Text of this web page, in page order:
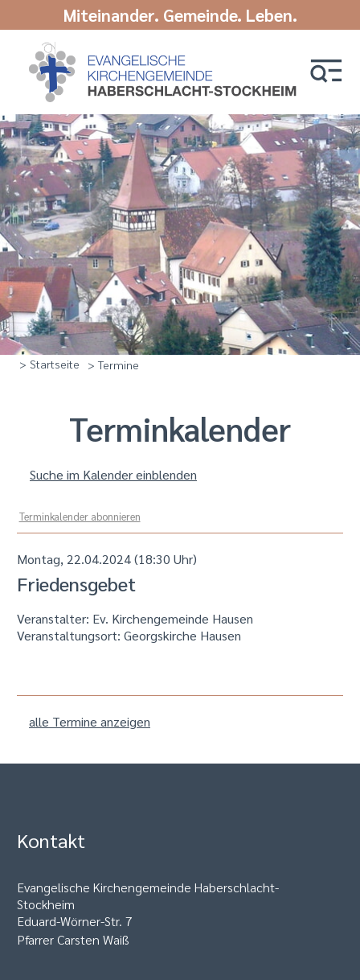
Miteinander. Gemeinde. Leben.
> Startseite > Termine
Termin­kalender
Suche im Kalender einblenden
Terminkalender abonnieren
Montag, 22.04.2024 (18:30 Uhr)
Friedensgebet
Veranstalter: Ev. Kirchengemeinde Hausen
Veranstaltungsort: Georgskirche Hausen
alle Termine anzeigen
Kontakt
Evangelische Kirchengemeinde Haberschlacht-
Stockheim
Eduard-Wörner-Str. 7
Pfarrer Carsten Waiß